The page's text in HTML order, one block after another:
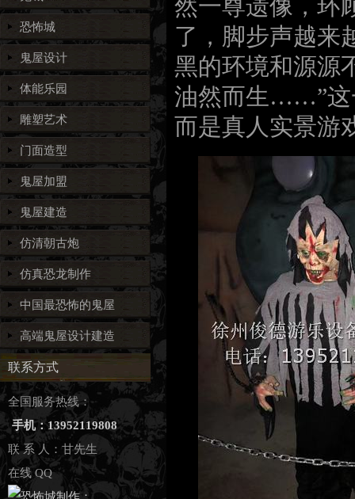
恐怖城
鬼屋设计
体能乐园
雕塑艺术
门面造型
鬼屋加盟
鬼屋建造
仿清朝古炮
仿真恐龙制作
中国最恐怖的鬼屋
高端鬼屋设计建造
联系方式
全国服务热线：
手机：13952119808
联 系 人：甘先生
在线 QQ
然一尊遗像，环
了，脚步声越
黑的环境和源源
油然而生……”这
而是真人实景